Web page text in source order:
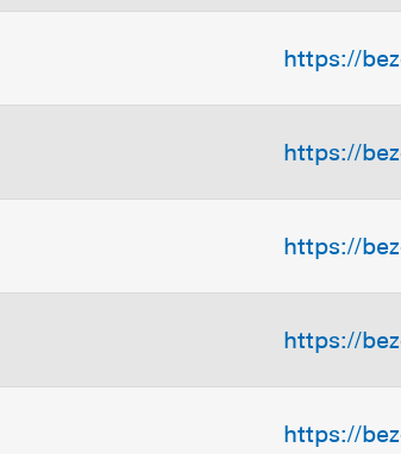
https://
https://
https://
https://
https://